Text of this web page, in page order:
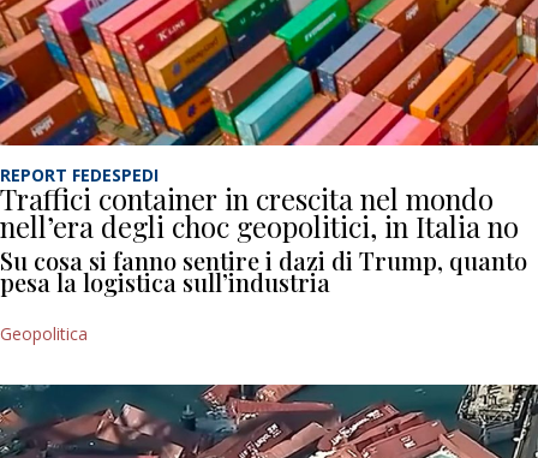
REPORT FEDESPEDI
Traffici container in crescita nel mondo
nell’era degli choc geopolitici, in Italia no
Su cosa si fanno sentire i dazi di Trump, quanto
pesa la logistica sull’industria
Geopolitica